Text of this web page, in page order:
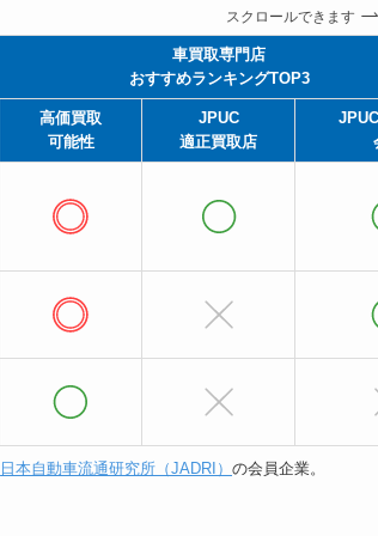
スクロールできます
車買取専門店
おすすめランキングTOP3
高価買取
可能性
JPUC
適正買取店
日本自動車流通研究所（JADRI） の会員企業。